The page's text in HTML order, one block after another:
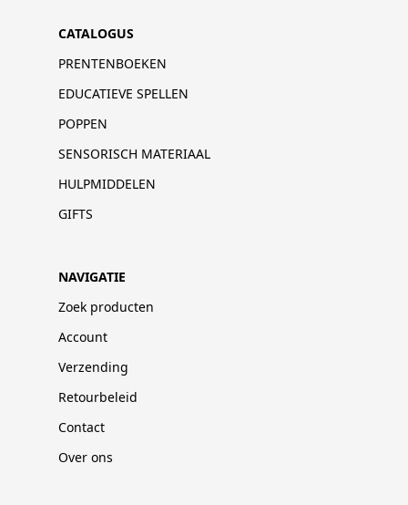
CATALOGUS
PRENTENBOEKEN
EDUCATIEVE SPELLEN
POPPEN
SENSORISCH MATERIAAL
HULPMIDDELEN
GIFTS
NAVIGATIE
Zoek producten
Account
Verzending
Retourbeleid
Contact
Over ons